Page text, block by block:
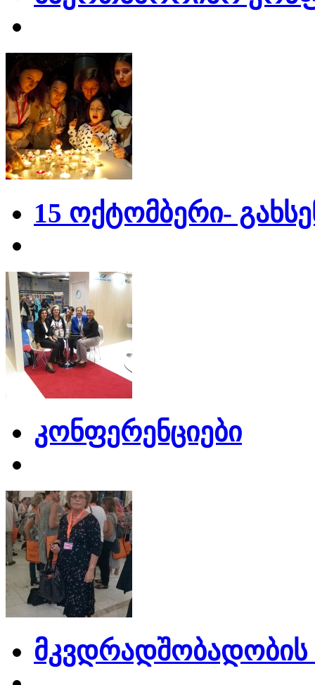
15 ოქტომბერი-
კონფერენციები